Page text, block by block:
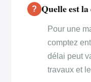
Quelle est
Pour une
comptez
délai peut
travaux et